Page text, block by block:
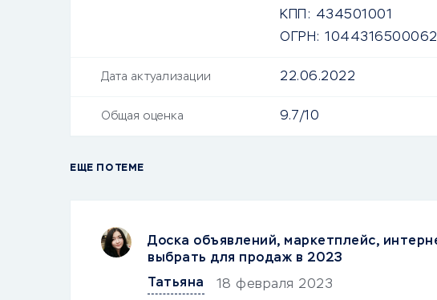
КПП: 434501001
ОГРН: 1044316500062
Дата актуализации 22.06.2022
Общая оценка 9.7/10
ЕЩЕ ПО ТЕМЕ
Доска объявлений, маркетплейс,
выбрать для продаж в 2023
Татьяна
18 февраля 2023